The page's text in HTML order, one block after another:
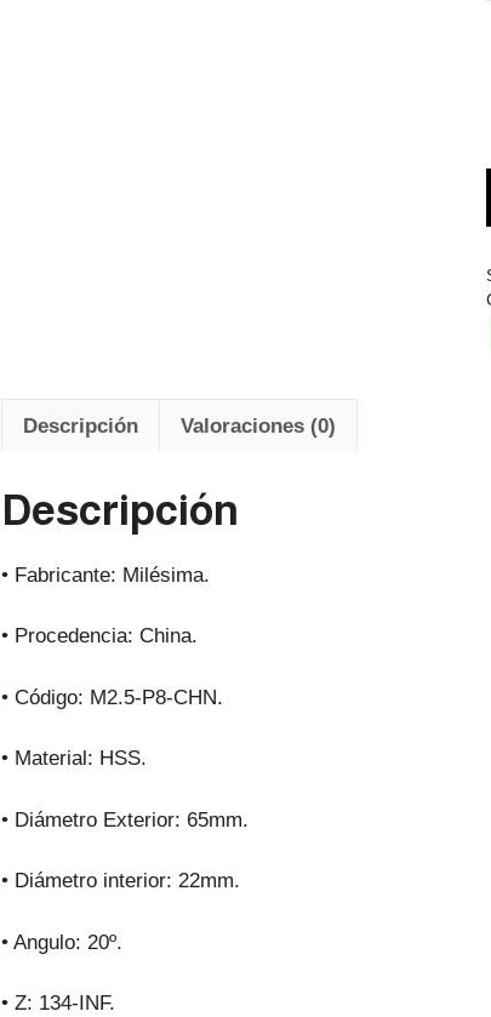
Descripción Valoraciones (0)
Descripción
• Fabricante: Milésima.
• Procedencia: China.
• Código: M2.5-P8-CHN.
• Material: HSS.
• Diámetro Exterior: 65mm.
• Diámetro interior: 22mm.
• Angulo: 20º.
• Z: 134-INF.